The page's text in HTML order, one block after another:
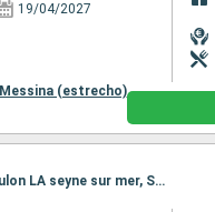
19/04/2027
Messina (estrecho)
Itinerario : La Spezia, Ajaccio, Civitavecchia - Roma, Salerno, Messina (estrecho), Toulon LA seyne sur mer, Savona, La Spezia